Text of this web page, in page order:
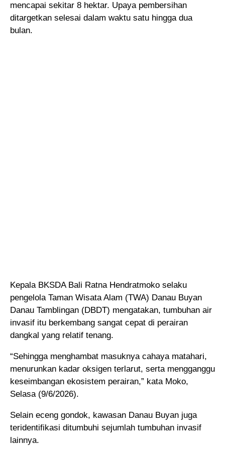
mencapai sekitar 8 hektar. Upaya pembersihan
ditargetkan selesai dalam waktu satu hingga dua
bulan.
Kepala BKSDA Bali Ratna Hendratmoko selaku
pengelola Taman Wisata Alam (TWA) Danau Buyan
Danau Tamblingan (DBDT) mengatakan, tumbuhan air
invasif itu berkembang sangat cepat di perairan
dangkal yang relatif tenang.
“Sehingga menghambat masuknya cahaya matahari,
menurunkan kadar oksigen terlarut, serta mengganggu
keseimbangan ekosistem perairan,” kata Moko,
Selasa (9/6/2026).
Selain eceng gondok, kawasan Danau Buyan juga
teridentifikasi ditumbuhi sejumlah tumbuhan invasif
lainnya.